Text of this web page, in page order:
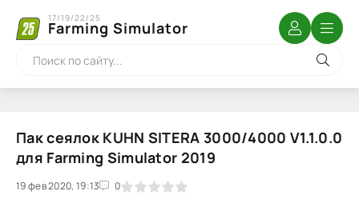
Farming Simulator
17/19/22/25
Пак сеялок KUHN SITERA 3000/4000 V1.1.0.0
для Farming Simulator 2019
19 фев 2020, 19:13 0
1 2 3 4 5